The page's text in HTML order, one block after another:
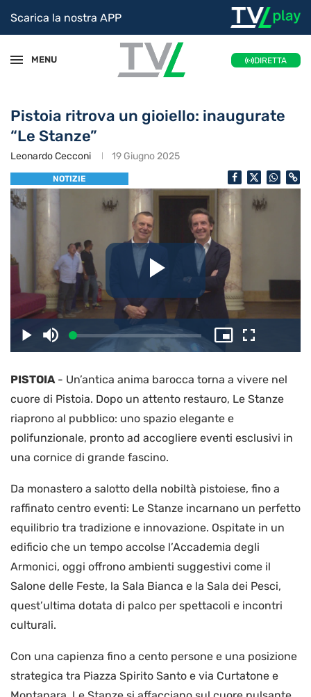
Scarica la nostra APP
MENU DIRETTA
Pistoia ritrova un gioiello: inaugurate
“Le Stanze”
Leonardo Cecconi 19 Giugno 2025
NOTIZIE
il
video
PlayDisattiva
l’audio
Caricato:
2.82%
Picture-
in-
Schermo
intero
PISTOIA- Un’antica anima barocca torna a vivere nel
cuore di Pistoia. Dopo un attento restauro, Le Stanze
riaprono al pubblico: uno spazio elegante e
polifunzionale, pronto ad accogliere eventi esclusivi in
una cornice di grande fascino.
Da monastero a salotto della nobiltà pistoiese, fino a
raffinato centro eventi: Le Stanze incarnano un perfetto
equilibrio tra tradizione e innovazione. Ospitate in un
edificio che un tempo accolse l’Accademia degli
Armonici, oggi offrono ambienti suggestivi come il
Salone delle Feste, la Sala Bianca e la Sala dei Pesci,
quest’ultima dotata di palco per spettacoli e incontri
culturali.
Con una capienza fino a cento persone e una posizione
strategica tra Piazza Spirito Santo e via Curtatone e